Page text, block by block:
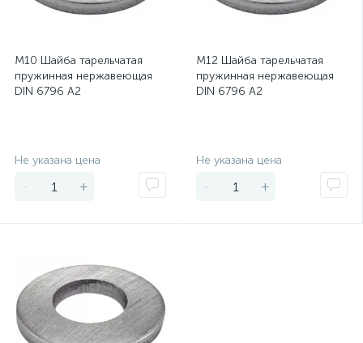
М10 Шайба тарельчатая
пружинная нержавеющая
DIN 6796 А2
Не указана цена
- +
М12 Шайба тарельчатая
пружинная нержавеющая
DIN 6796 А2
Не указана цена
- +